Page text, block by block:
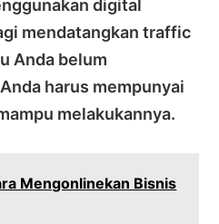
digital
mendatangkan traffic
Anda belum
harus mempunyai
melakukannya.
Mengonlinekan Bisnis